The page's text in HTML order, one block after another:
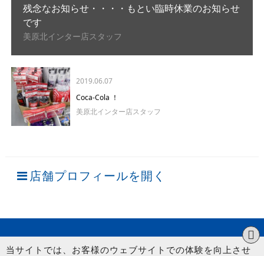
残念なお知らせ・・・・もとい臨時休業のお知らせ
です
美原北インター店スタッフ
2019.06.07
Coca-Cola ！
美原北インター店スタッフ
店舗プロフィールを開く
当サイトでは、お客様のウェブサイトでの体験を向上させ